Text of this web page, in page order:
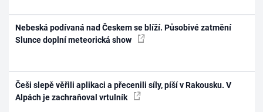
Nebeská podívaná nad Českem se blíží. Působivé zatmění
Slunce doplní meteorická show
Češi slepě věřili aplikaci a přecenili síly, píší v Rakousku. V
Alpách je zachraňoval vrtulník